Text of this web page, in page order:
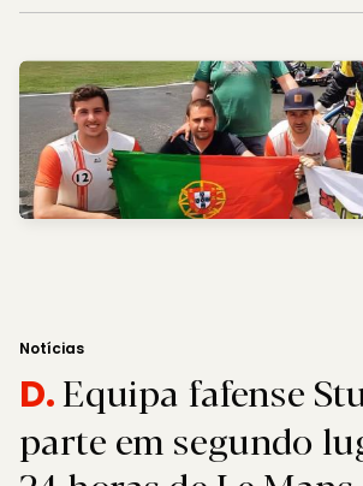
Notícias
D.Equipa fafense
parte em segundo